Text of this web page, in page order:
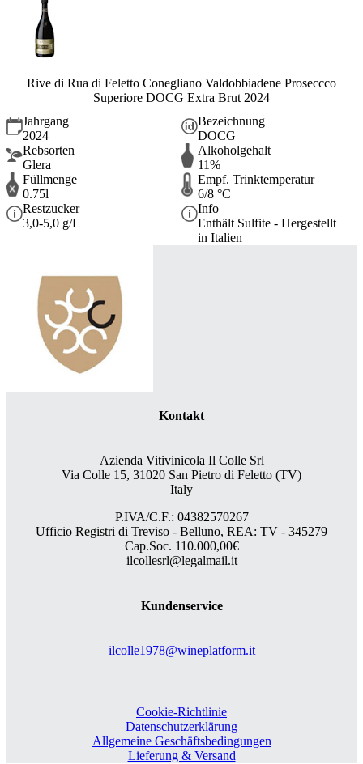
Rive di Rua di Feletto Conegliano Valdobbiadene Proseccco
Superiore DOCG Extra Brut 2024
Jahrgang
2024
Bezeichnung
DOCG
Rebsorten
Glera
Alkoholgehalt
11%
Füllmenge
0.75l
Empf. Trinktemperatur
6/8 °C
Restzucker
3,0-5,0 g/L
Info
Enthält Sulfite - Hergestellt
in Italien
Kontakt
Azienda Vitivinicola Il Colle Srl
Via Colle 15, 31020 San Pietro di Feletto (TV)
Italy
P.IVA/C.F.: 04382570267
Ufficio Registri di Treviso - Belluno, REA: TV - 345279
Cap.Soc. 110.000,00€
ilcollesrl@legalmail.it
Kundenservice
ilcolle1978@wineplatform.it
Cookie-Richtlinie
Datenschutzerklärung
Allgemeine Geschäftsbedingungen
Lieferung & Versand